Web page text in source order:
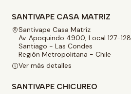
SANTIVAPE CASA MATRIZ
Santivape Casa Matriz
Av. Apoquindo 4900, Local 127-128
Santiago - Las Condes
Región Metropolitana - Chile
Ver más detalles
SANTIVAPE CHICUREO